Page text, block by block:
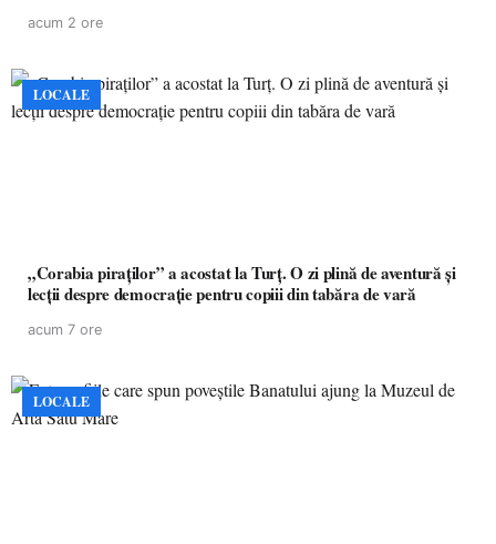
acum 2 ore
LOCALE
„Corabia piraților” a acostat la Turț. O zi plină de aventură și
lecții despre democrație pentru copiii din tabăra de vară
acum 7 ore
LOCALE